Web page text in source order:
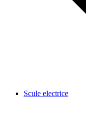
Scule electrice